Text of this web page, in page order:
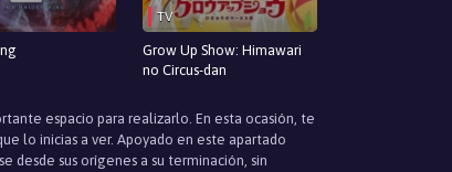
TV
Grow Up Show: Himawari
no Circus-dan
espacio para realizarlo. En esta ocasión, te
lo inicias a ver. Apoyado en este apartado
sus orígenes a su terminación, sin